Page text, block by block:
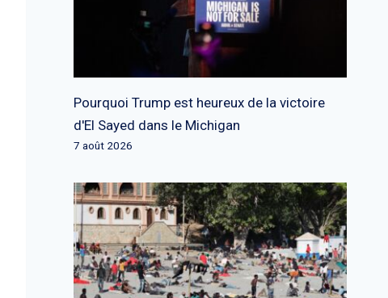
Pourquoi Trump est heureux de la victoire
d'El Sayed dans le Michigan
7 août 2026